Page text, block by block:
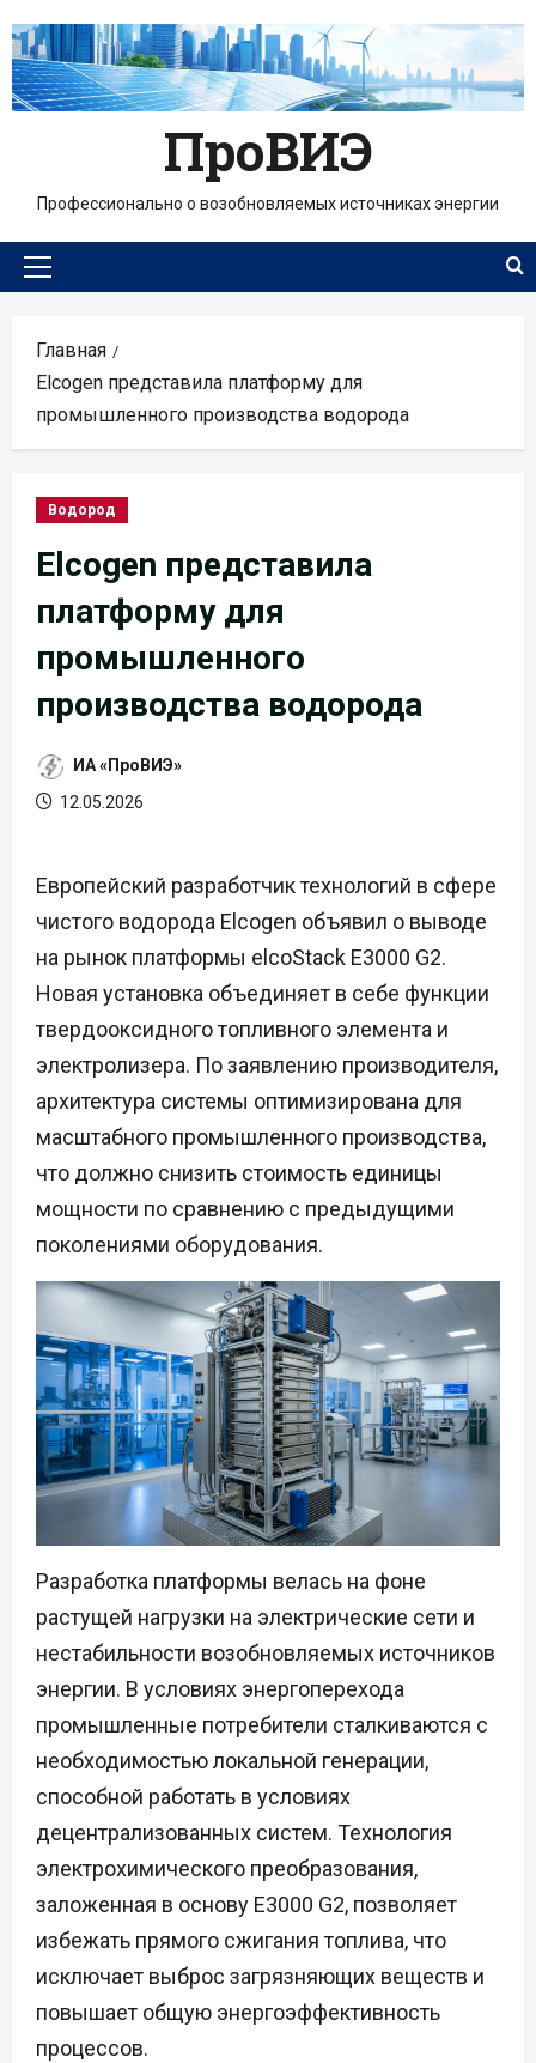
содержимому
ПроВИЭ
Профессионально о возобновляемых источниках энергии
Основное
Главная
Elcogen представила платформу для
промышленного производства водорода
Водород
Elcogen представила
платформу для
промышленного
производства водорода
ИА «ПроВИЭ»
12.05.2026
Европейский разработчик технологий в сфере
чистого водорода Elcogen объявил о выводе
на рынок платформы elcoStack E3000 G2.
Новая установка объединяет в себе функции
твердооксидного топливного элемента и
электролизера. По заявлению производителя,
архитектура системы оптимизирована для
масштабного промышленного производства,
что должно снизить стоимость единицы
мощности по сравнению с предыдущими
поколениями оборудования.
Разработка платформы велась на фоне
растущей нагрузки на электрические сети и
нестабильности возобновляемых источников
энергии. В условиях энергоперехода
промышленные потребители сталкиваются с
необходимостью локальной генерации,
способной работать в условиях
децентрализованных систем. Технология
электрохимического преобразования,
заложенная в основу E3000 G2, позволяет
избежать прямого сжигания топлива, что
исключает выброс загрязняющих веществ и
повышает общую энергоэффективность
процессов.